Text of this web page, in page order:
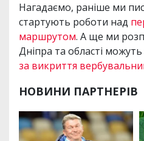
Нагадаємо, раніше ми
стартують роботи над
маршрутом. А ще ми
Дніпра та області
за викриття